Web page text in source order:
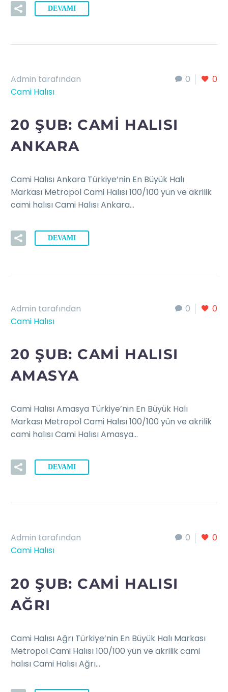
DEVAMI
0 0
Admin tarafından
Cami Halısı
20 ŞUB: CAMI HALISI
ANKARA
Cami Halısı Ankara Türkiye’nin En Büyük Halı
Markası Metropol Cami Halısı 100/100 yün ve akrilik
cami halısı Cami Halısı Ankara…
DEVAMI
0 0
Admin tarafından
Cami Halısı
20 ŞUB: CAMI HALISI
AMASYA
Cami Halısı Amasya Türkiye’nin En Büyük Halı
Markası Metropol Cami Halısı 100/100 yün ve akrilik
cami halısı Cami Halısı Amasya…
DEVAMI
0 0
Admin tarafından
Cami Halısı
20 ŞUB: CAMI HALISI
AĞRI
Cami Halısı Ağrı Türkiye’nin En Büyük Halı Markası
Metropol Cami Halısı 100/100 yün ve akrilik cami
halısı Cami Halısı Ağrı…